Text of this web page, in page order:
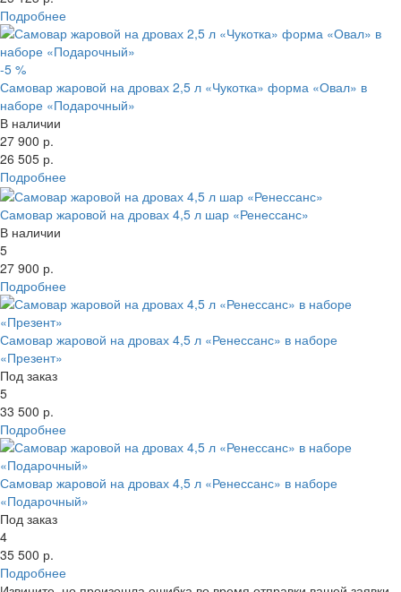
Подробнее
-5 %
Самовар жаровой на дровах 2,5 л «Чукотка» форма «Овал» в
наборе «Подарочный»
В наличии
27 900 р.
26 505 р.
Подробнее
Самовар жаровой на дровах 4,5 л шар «Ренессанс»
В наличии
5
27 900 р.
Подробнее
Самовар жаровой на дровах 4,5 л «Ренессанс» в наборе
«Презент»
Под заказ
5
33 500 р.
Подробнее
Самовар жаровой на дровах 4,5 л «Ренессанс» в наборе
«Подарочный»
Под заказ
4
35 500 р.
Подробнее